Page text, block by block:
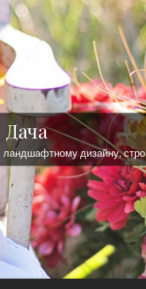
дизайну,